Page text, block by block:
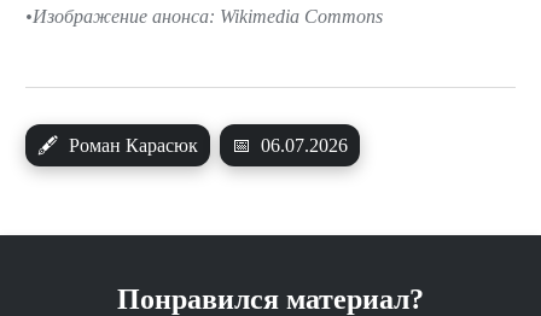
🖋 Роман Карасюк 📅 06.07.2026
Изображение анонса: Wikimedia Commons
Понравился материал?